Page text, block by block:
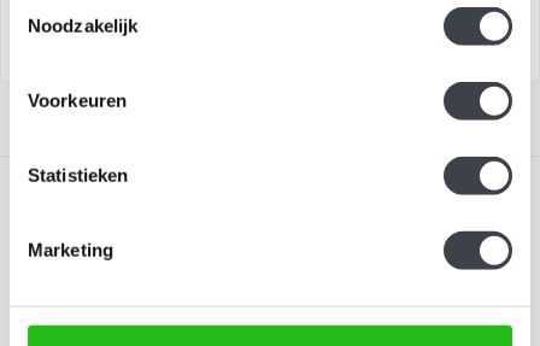
Noodzakelijk
Voorkeuren
Statistieken
Marketing
Schrijf je in voor onze nieuwsbrief